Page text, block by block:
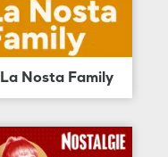
La Nosta Family